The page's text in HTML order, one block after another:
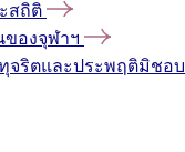
สถิติ
องจุฬาฯ
ทุจริตและประพฤติมิชอบ